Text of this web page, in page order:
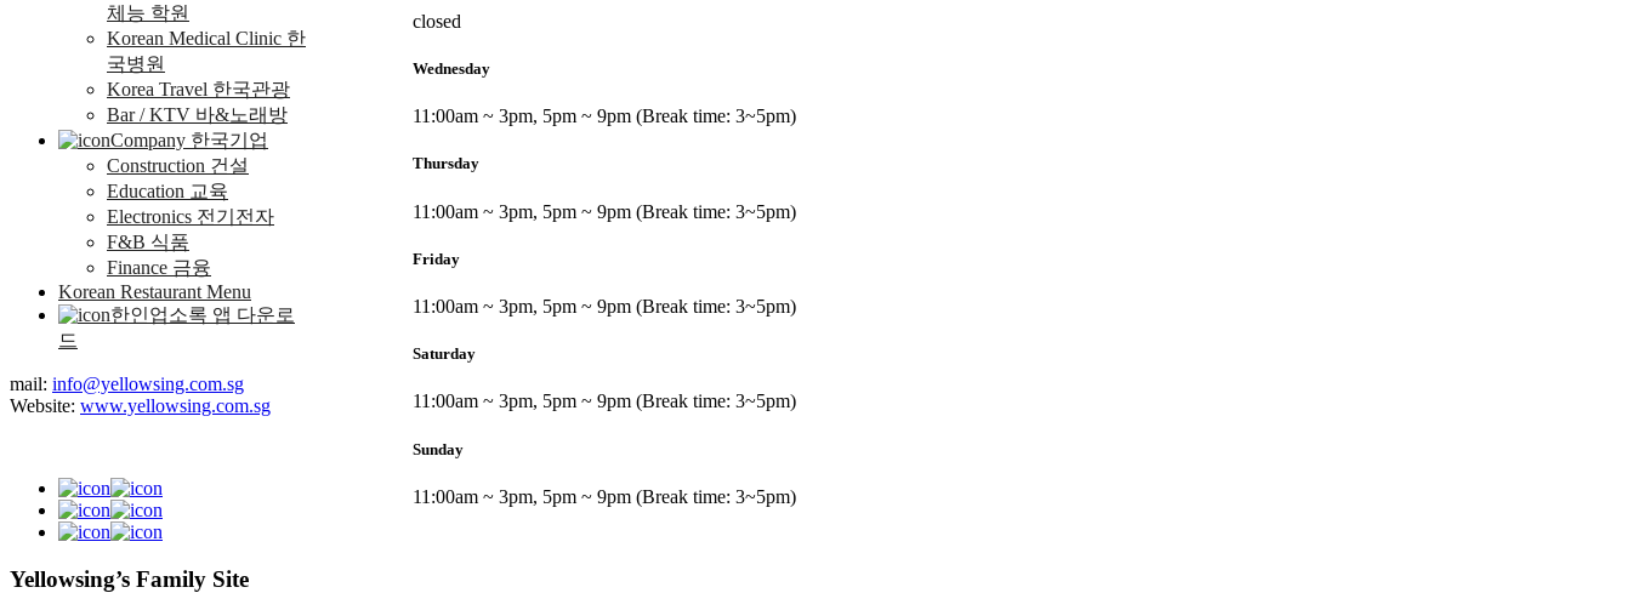
closed
Wednesday
11:00am ~ 3pm, 5pm ~ 9pm (Break time: 3~5pm)
Thursday
11:00am ~ 3pm, 5pm ~ 9pm (Break time: 3~5pm)
Friday
11:00am ~ 3pm, 5pm ~ 9pm (Break time: 3~5pm)
Saturday
11:00am ~ 3pm, 5pm ~ 9pm (Break time: 3~5pm)
Sunday
11:00am ~ 3pm, 5pm ~ 9pm (Break time: 3~5pm)
체능 학원
Korean Medical Clinic 한
국병원
Korea Travel 한국관광
Bar / KTV 바&노래방
Company 한국기업
Construction 건설
Education 교육
Electronics 전기전자
F&B 식품
Finance 금융
Korean Restaurant Menu
한인업소록 앱 다운로
드
mail: info@yellowsing.com.sg
Website: www.yellowsing.com.sg
Yellowsing’s Family Site